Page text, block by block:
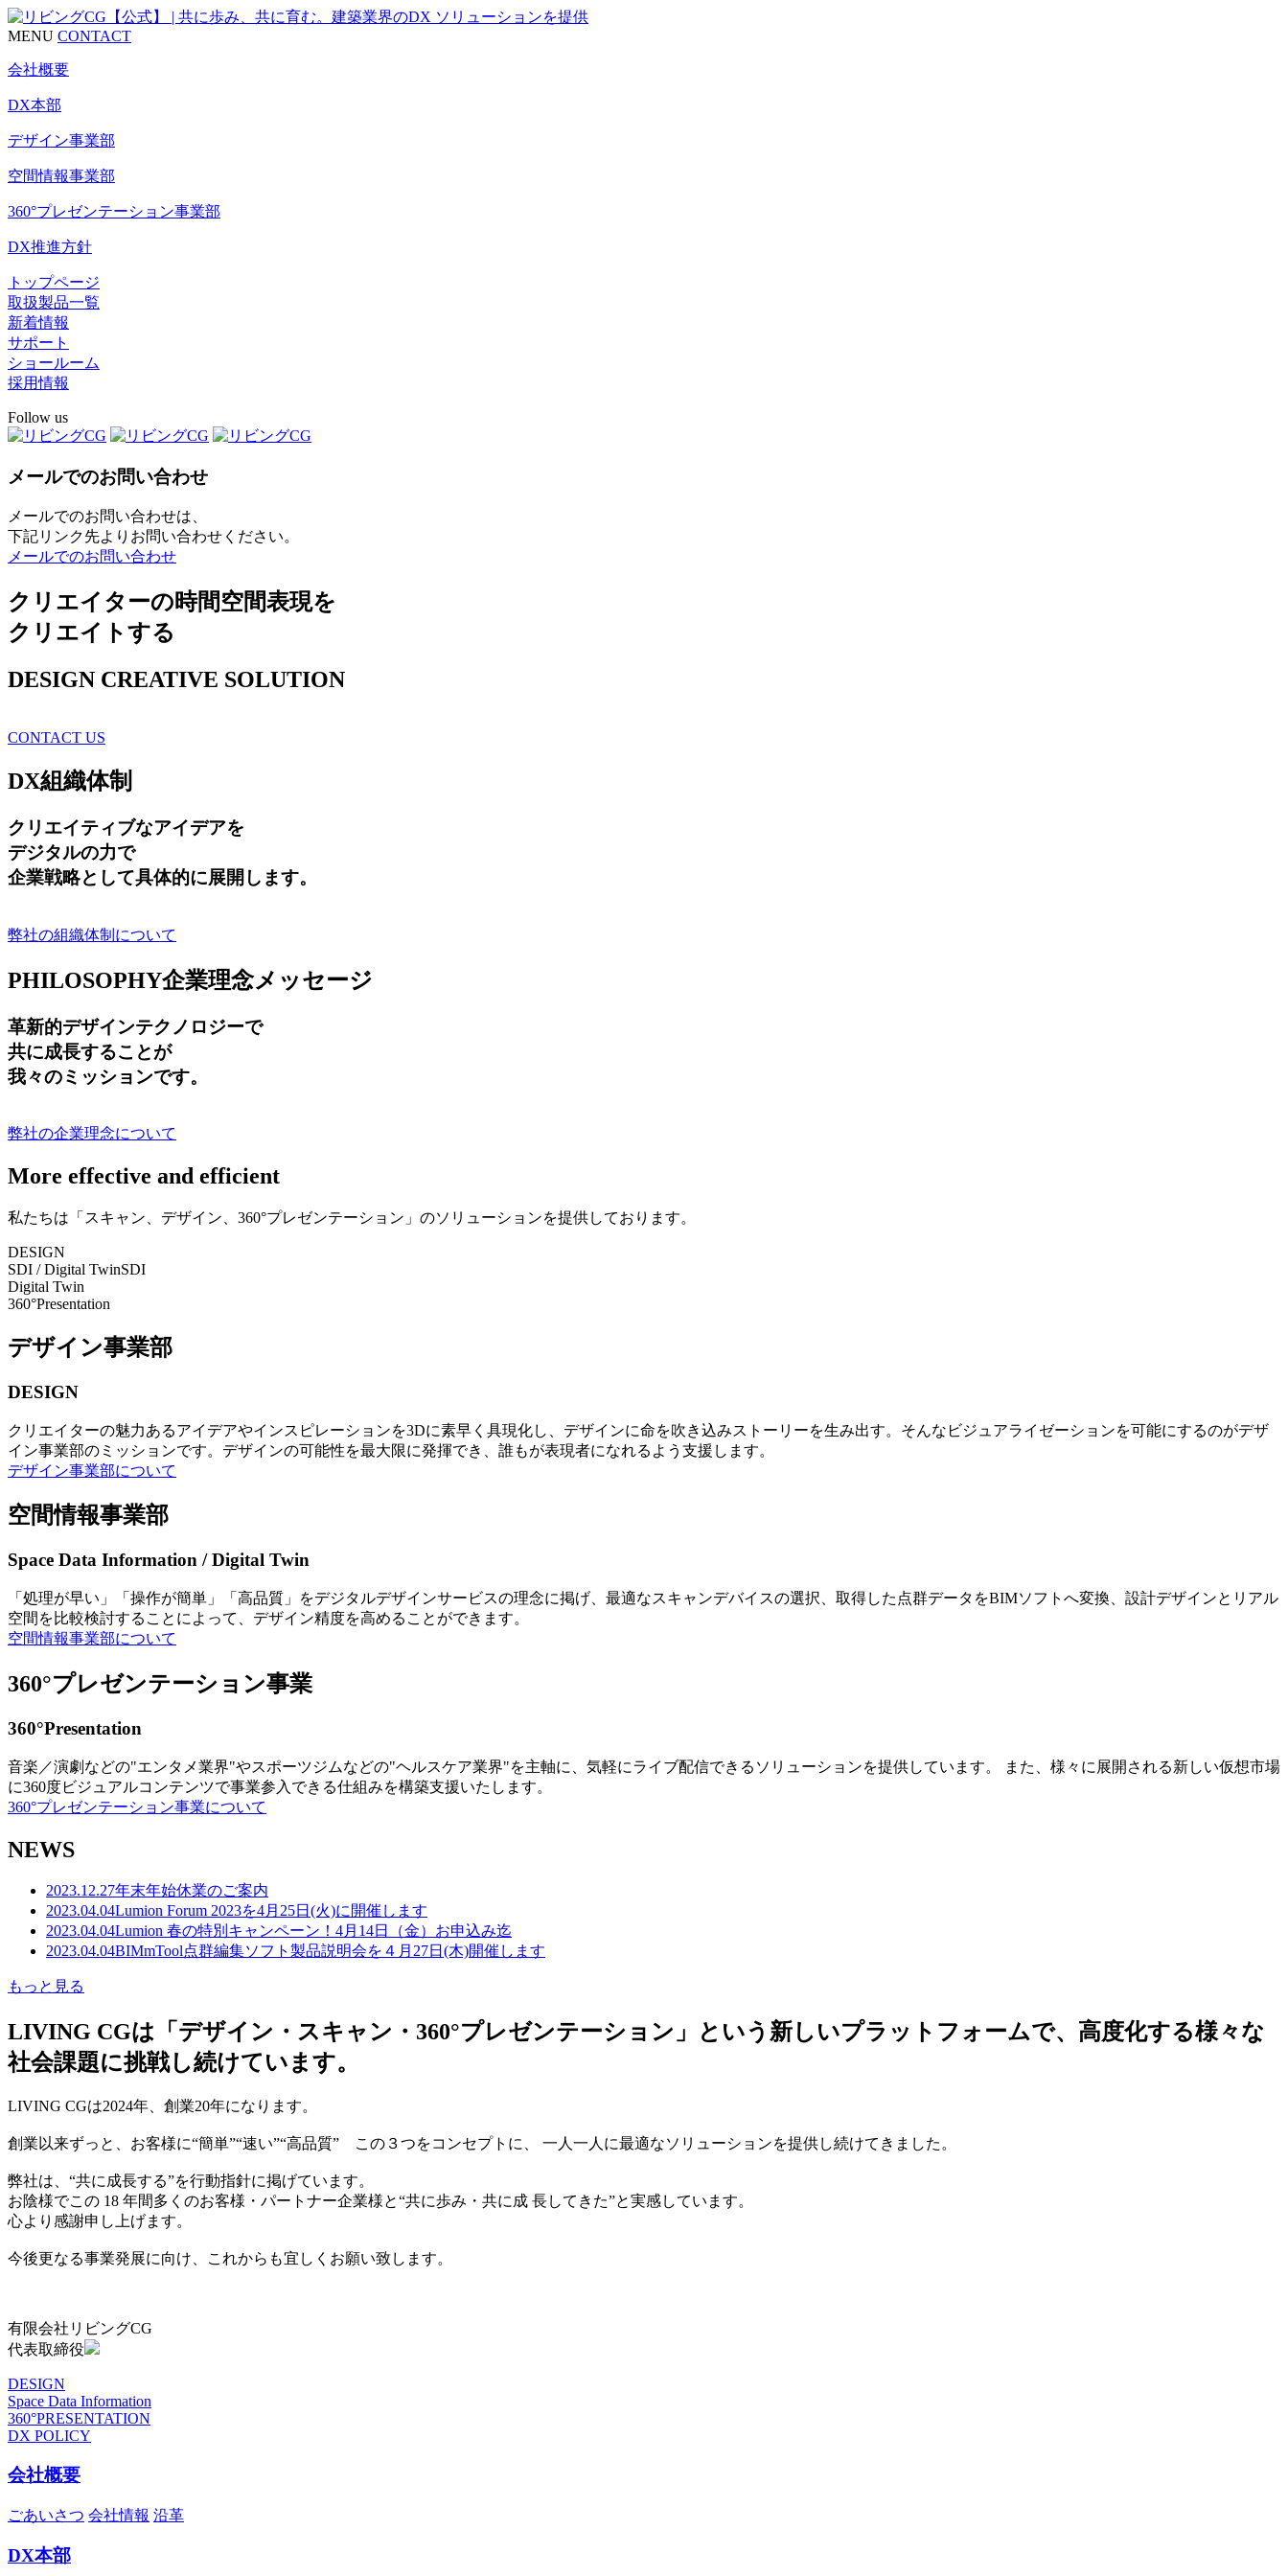
MENU CONTACT
会社概要
DX本部
デザイン事業部
空間情報事業部
360°プレゼンテーション事業部
DX推進方針
トップページ
取扱製品一覧
新着情報
サポート
ショールーム
採用情報
Follow us
メールでのお問い合わせ
メールでのお問い合わせは、
下記リンク先よりお問い合わせください。
メールでのお問い合わせ
クリエイターの時間空間表現を
クリエイトする
DESIGN CREATIVE SOLUTION
CONTACT US
DX組織体制
クリエイティブなアイデアを
デジタルの力で
企業戦略として具体的に展開します。
弊社の組織体制について
PHILOSOPHY企業理念メッセージ
革新的デザインテクノロジーで
共に成長することが
我々のミッションです。
弊社の企業理念について
More effective and efficient
私たちは「スキャン、デザイン、360°プレゼンテーション」のソリューションを提供しております。
DESIGN
SDI / Digital TwinSDI
Digital Twin
360°Presentation
デザイン事業部
DESIGN
クリエイターの魅力あるアイデアやインスピレーションを3Dに素早く具現化し、デザインに命を吹き込みストーリーを生み出す。そんなビジュアライゼーションを可能にするのがデザ
イン事業部のミッションです。デザインの可能性を最大限に発揮でき、誰もが表現者になれるよう支援します。
デザイン事業部について
空間情報事業部
Space Data Information / Digital Twin
「処理が早い」「操作が簡単」「高品質」をデジタルデザインサービスの理念に掲げ、最適なスキャンデバイスの選択、取得した点群データをBIMソフトへ変換、設計デザインとリアル
空間を比較検討することによって、デザイン精度を高めることができます。
空間情報事業部について
360°プレゼンテーション事業
360°Presentation
音楽／演劇などの"エンタメ業界"やスポーツジムなどの"ヘルスケア業界"を主軸に、気軽にライブ配信できるソリューションを提供しています。 また、様々に展開される新しい仮想市場
に360度ビジュアルコンテンツで事業参入できる仕組みを構築支援いたします。
360°プレゼンテーション事業について
NEWS
2023.12.27年末年始休業のご案内
2023.04.04Lumion Forum 2023を4月25日(火)に開催します
2023.04.04Lumion 春の特別キャンペーン！4月14日（金）お申込み迄
2023.04.04BIMmTool点群編集ソフト製品説明会を４月27日(木)開催します
もっと見る
LIVING CGは「デザイン・スキャン・360°プレゼンテーション」という新しいプラットフォームで、高度化する様々な
社会課題に挑戦し続けています。
LIVING CGは2024年、創業20年になります。
創業以来ずっと、お客様に“簡単”“速い”“高品質” この３つをコンセプトに、 一人一人に最適なソリューションを提供し続けてきました。
弊社は、“共に成長する”を行動指針に掲げています。
お陰様でこの 18 年間多くのお客様・パートナー企業様と“共に歩み・共に成 長してきた”と実感しています。
心より感謝申し上げます。
今後更なる事業発展に向け、これからも宜しくお願い致します。
有限会社リビングCG
代表取締役
DESIGN
Space Data Information
360°PRESENTATION
DX POLICY
会社概要
ごあいさつ 会社情報 沿革
DX本部